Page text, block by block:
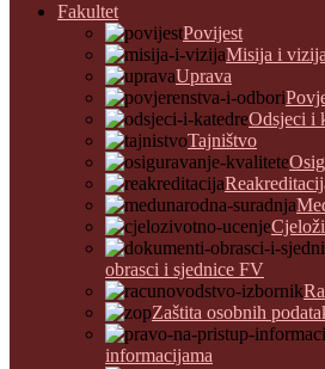
Fakultet
Povijest
Misija i vizija
Uprava
Odsjeci i
Tajništvo
obrasci i sjednice FV
Zaštita osobnih
informacijama